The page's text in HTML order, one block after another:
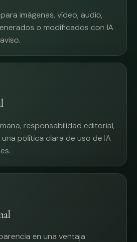
imágenes, vídeo, audio,
o modificados con IA
responsabilidad editorial,
política clara de uso de IA
en una ventaja